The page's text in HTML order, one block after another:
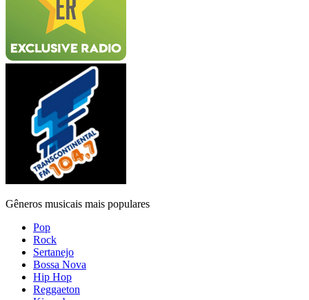
Gêneros musicais mais populares
Pop
Rock
Sertanejo
Bossa Nova
Hip Hop
Reggaeton